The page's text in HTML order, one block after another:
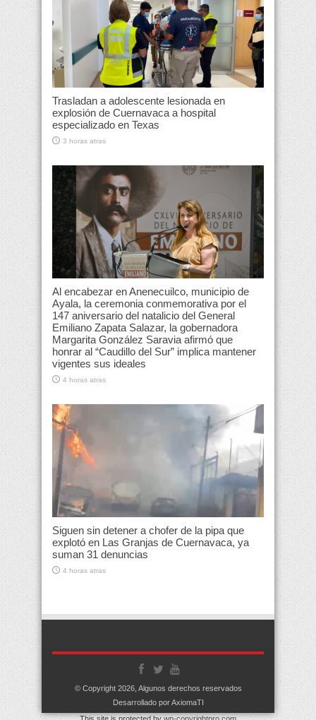
Trasladan a adolescente lesionada en
explosión de Cuernavaca a hospital
especializado en Texas
3 horas atras
Al encabezar en Anenecuilco, municipio de
Ayala, la ceremonia conmemorativa por el
147 aniversario del natalicio del General
Emiliano Zapata Salazar, la gobernadora
Margarita González Saravia afirmó que
honrar al “Caudillo del Sur” implica mantener
vigentes sus ideales
4 horas atras
Siguen sin detener a chofer de la pipa que
explotó en Las Granjas de Cuernavaca, ya
suman 31 denuncias
4 horas atras
© Copyright 2026, Algunos derechos reservados
Desarrollado por AxiomaTI